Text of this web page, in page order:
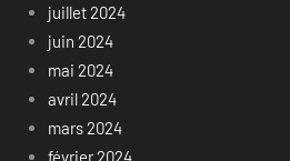
juillet 2024
juin 2024
mai 2024
avril 2024
mars 2024
février 2024